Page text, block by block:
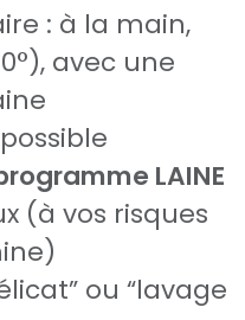
: à la main,
avec une
LAINE
(à vos risques
ou “lavage